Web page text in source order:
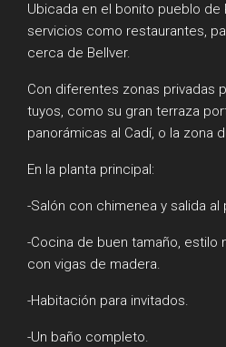
Ubicada en el bonito pueblo de
servicios como restaurantes,
cerca de Bellver.
Con diferentes zonas privadas
tuyos, como su gran terraza
panorámicas al Cadí, o la zona
En la planta principal:
-Salón con chimenea y salida al
-Cocina de buen tamaño, estilo
con vigas de madera.
-Habitación para invitados.
-Un baño completo.